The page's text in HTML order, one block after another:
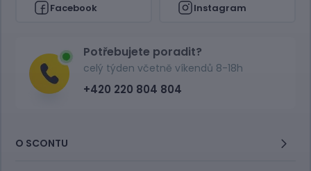
Facebook Instagram
Potřebujete poradit?
celý týden včetně víkendů 8-18h
+420 220 804 804
O SCONTU